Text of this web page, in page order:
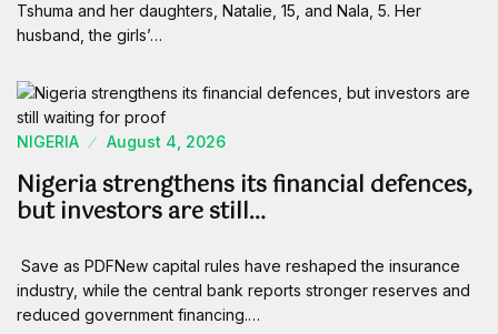
Tshuma and her daughters, Natalie, 15, and Nala, 5. Her
husband, the girls’…
NIGERIA August 4, 2026
Nigeria strengthens its financial defences,
but investors are still…
Save as PDFNew capital rules have reshaped the insurance
industry, while the central bank reports stronger reserves and
reduced government financing.…